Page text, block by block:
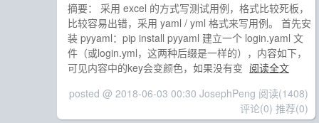
摘要： 采用 excel 的方式写测试用例，格式比较死板，
比较容易出错，采用 yaml / yml 格式来写用例。 首先安
装 pyyaml：pip install pyyaml 建立一个 login.yaml 文
件（或login.yml，这两种后缀是一样的），内容如下，
可见内容中的key会变颜色，如果没有变 阅读全文
posted @ 2018-06-03 00:30 JosephPeng 阅读(1408)
评论(0) 推荐(0)